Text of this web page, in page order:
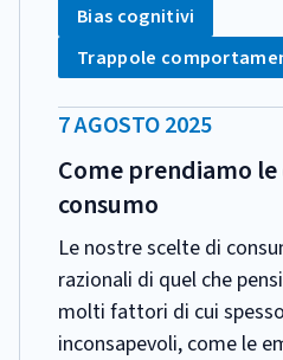
Tag:
Bias cognitivi
Tag:
Trappole
DATA
PUBBLICAZIONE:
7 AGOSTO 2025
Come prendiamo
consumo
Le nostre scelte di
razionali di quel che
molti fattori di cui
inconsapevoli, come le